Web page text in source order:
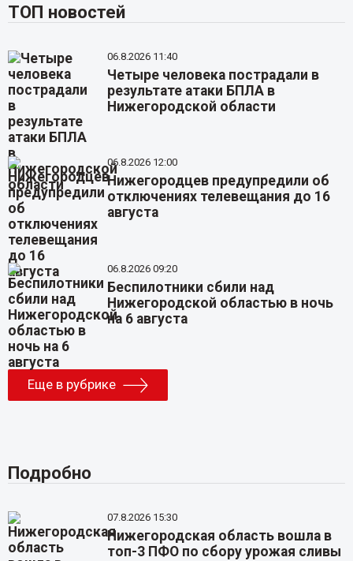
ТОП новостей
06.8.2026 11:40
Четыре человека пострадали в
результате атаки БПЛА в
Нижегородской области
06.8.2026 12:00
Нижегородцев предупредили об
отключениях телевещания до 16
августа
06.8.2026 09:20
Беспилотники сбили над
Нижегородской областью в ночь
на 6 августа
Еще в рубрике
Подробно
07.8.2026 15:30
Нижегородская область вошла в
топ-3 ПФО по сбору урожая сливы